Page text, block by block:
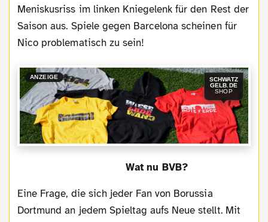
Meniskusriss im linken Kniegelenk für den Rest der
Saison aus. Spiele gegen Barcelona scheinen für
Nico problematisch zu sein!
ANZEIGE
SCHWATZ
GELB.DE
SHOP
Wat nu BVB?
Eine Frage, die sich jeder Fan von Borussia
Dortmund an jedem Spieltag aufs Neue stellt. Mit